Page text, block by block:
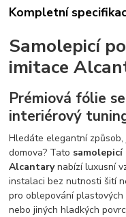
Kompletní
Samolepicí
imitace
Prémiová fólie
interiérový
Hledáte elegantní
domova? Tato
Alcantarynabízí luxusní
instalaci bez nutnosti šití
pro oblepování
nebo jiných hladkých